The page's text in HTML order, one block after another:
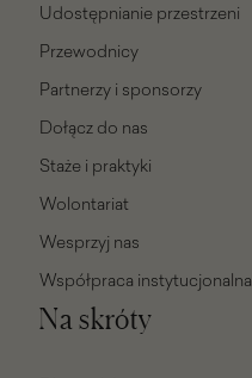
Udostępnianie przestrzeni
Przewodnicy
Partnerzy i sponsorzy
Dołącz do nas
Staże i praktyki
Wolontariat
Wesprzyj nas
Współpraca instytucjonalna
Na skróty